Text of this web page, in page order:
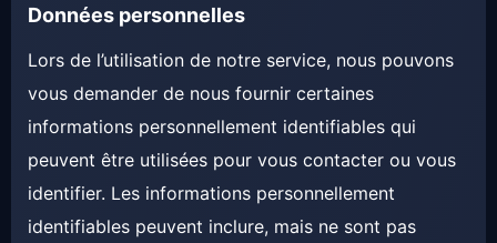
Données personnelles
Lors de l’utilisation de notre service, nous pouvons
vous demander de nous fournir certaines
informations personnellement identifiables qui
peuvent être utilisées pour vous contacter ou vous
identifier. Les informations personnellement
identifiables peuvent inclure, mais ne sont pas